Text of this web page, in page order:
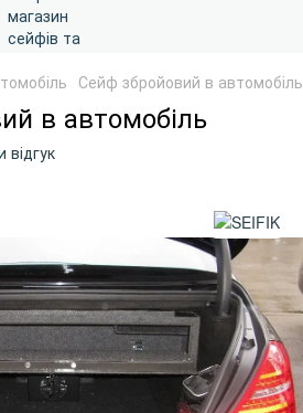
Сейф збройовий в автомобіль
в автомобіль
відгук